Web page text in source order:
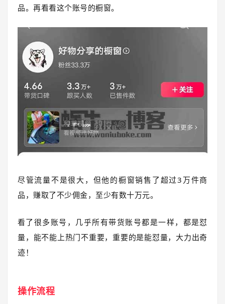
品。再看看这个账号的橱窗。
尽管流量不是很大，但他的橱窗销售了超过3万件商
品，赚取了不少佣金，至少有数十万元。
看了很多账号，几乎所有带货账号都是一样，都是怼
量，能不能上热门不重要，重要的是能怼量，大力出奇
迹！
操作流程